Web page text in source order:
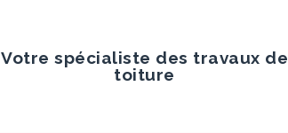
Votre spécialiste des travaux de
toiture